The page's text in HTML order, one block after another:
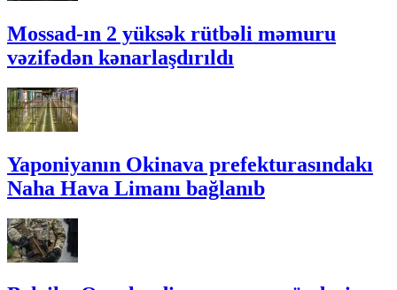
Mossad-ın 2 yüksək rütbəli məmuru
vəzifədən kənarlaşdırıldı
Yaponiyanın Okinava prefekturasındakı
Naha Hava Limanı bağlanıb